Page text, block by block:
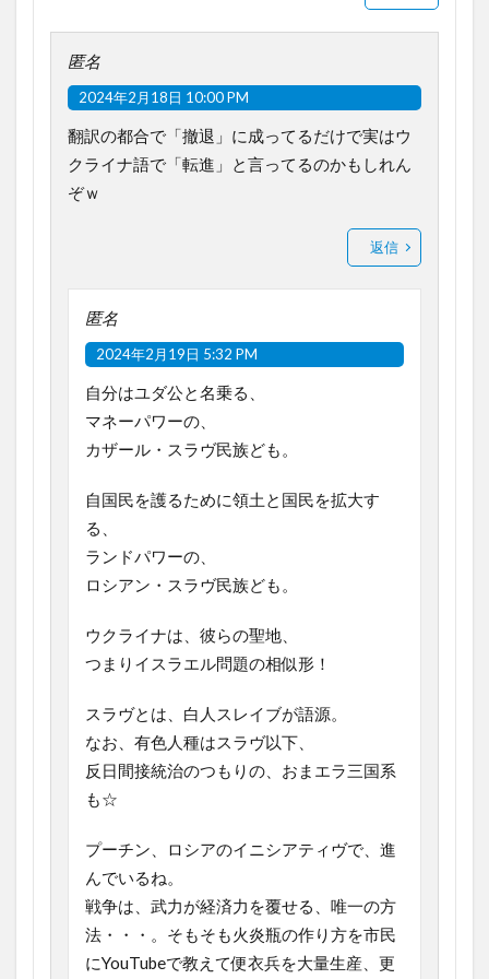
匿名
2024年2月18日 10:00 PM
翻訳の都合で「撤退」に成ってるだけで実はウ
クライナ語で「転進」と言ってるのかもしれん
ぞｗ
返信
匿名
2024年2月19日 5:32 PM
自分はユダ公と名乗る、
マネーパワーの、
カザール・スラヴ民族ども。
自国民を護るために領土と国民を拡大す
る、
ランドパワーの、
ロシアン・スラヴ民族ども。
ウクライナは、彼らの聖地、
つまりイスラエル問題の相似形！
スラヴとは、白人スレイブが語源。
なお、有色人種はスラヴ以下、
反日間接統治のつもりの、おまエラ三国系
も☆
プーチン、ロシアのイニシアティヴで、進
んでいるね。
戦争は、武力が経済力を覆せる、唯一の方
法・・・。そもそも火炎瓶の作り方を市民
にYouTubeで教えて便衣兵を大量生産、更